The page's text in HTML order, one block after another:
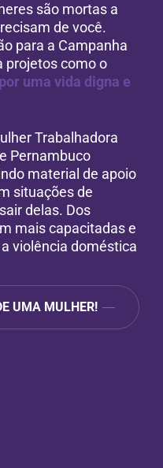
são mortas a
de você.
para a Campanha
projetos como o
uma vida digna e
Trabalhadora
Pernambuco
material de apoio
situações de
delas. Dos
mais capacitadas e
violência doméstica
UMA MULHER!